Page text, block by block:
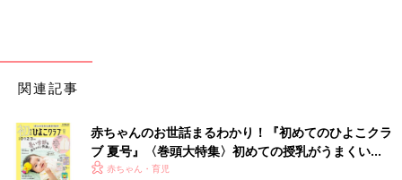
関連記事
赤ちゃんのお世話まるわかり！『初めてのひよこクラ
ブ 夏号』〈巻頭大特集〉初めての授乳がうまくい
く！ おっぱい・ミルクの基本と夏のトラブル 解決テ
赤ちゃん・育児